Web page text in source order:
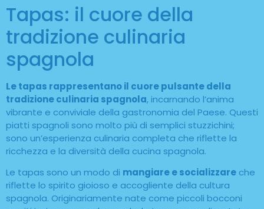
Tapas: il cuore della
tradizione culinaria
spagnola
Le tapas rappresentano il cuore pulsante della
tradizione culinaria spagnola, incarnando l’anima
vibrante e conviviale della gastronomia del Paese. Questi
piatti spagnoli sono molto più di semplici stuzzichini;
sono un’esperienza culinaria completa che riflette la
ricchezza e la diversità della cucina spagnola.
Le tapas sono un modo di mangiare e socializzare che
riflette lo spirito gioioso e accogliente della cultura
spagnola. Originariamente nate come piccoli bocconi